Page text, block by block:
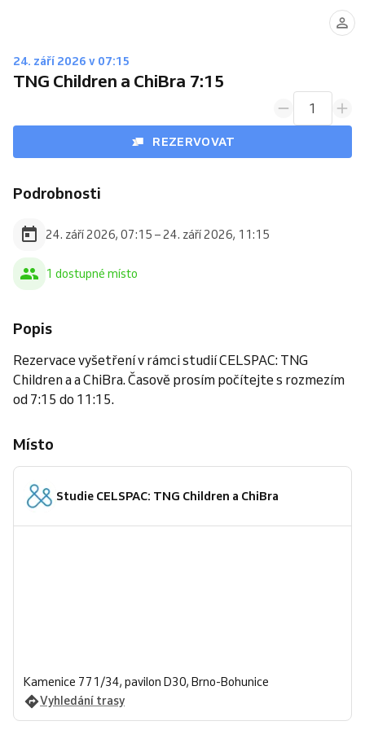
24. září 2026 v 07:15
TNG Children a ChiBra 7:15
1
REZERVOVAT
Podrobnosti
24. září 2026, 07:15 – 24. září 2026, 11:15
1 dostupné místo
Popis
Rezervace vyšetření v rámci studií CELSPAC: TNG
Children a a ChiBra. Časově prosím počítejte s rozmezím
od 7:15 do 11:15.
Místo
Studie CELSPAC: TNG Children a ChiBra
Kamenice 771/34, pavilon D30, Brno-Bohunice
Vyhledání trasy